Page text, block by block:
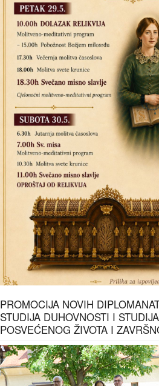
PROMOCIJA NOVIH
STUDIJA DUHOVNOSTI I
POSVEĆENOG ŽIVOTA I